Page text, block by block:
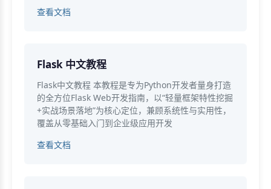
查看文档
Flask 中文教程
Flask中文教程 本教程是专为Python开发者量身打造
的全方位Flask Web开发指南，以“轻量框架特性挖掘
+实战场景落地”为核心定位，兼顾系统性与实用性，
覆盖从零基础入门到企业级应用开发
查看文档